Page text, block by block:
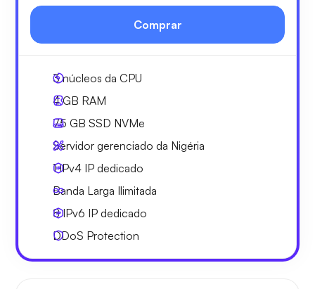
Comprar
3núcleos da CPU
4 GB RAM
75 GB SSD NVMe
Servidor gerenciado da Nigéria
1 IPv4 IP dedicado
Banda Larga Ilimitada
8 IPv6 IP dedicado
DDoS Protection